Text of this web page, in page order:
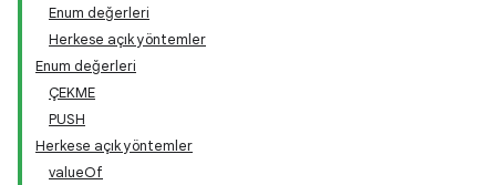
Enum değerleri
Herkese açık yöntemler
Enum değerleri
ÇEKME
PUSH
Herkese açık yöntemler
valueOf